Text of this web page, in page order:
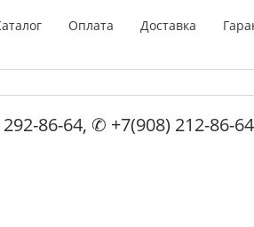
Оплата Доставка
86-64, ✆ +7(908) 212-86-